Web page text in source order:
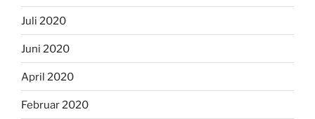
Juli 2020
Juni 2020
April 2020
Februar 2020